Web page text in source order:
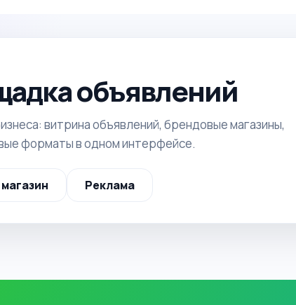
объявлений
витрина объявлений, брендовые магазины,
форматы в одном интерфейсе.
Реклама